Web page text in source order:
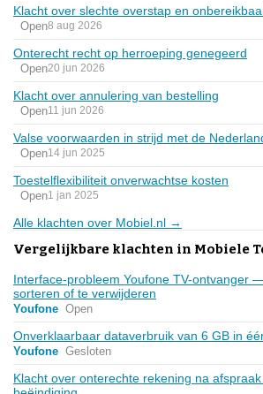
Klacht over slechte overstap en
Open8 aug 2026
Onterecht recht op herroeping genegeerd
Open20 jun 2026
Klacht over annulering van bestelling
Open11 jun 2026
Valse voorwaarden in strijd met de
Open14 jun 2025
Toestelflexibiliteit onverwachtse kosten
Open1 jan 2025
Alle klachten over Mobiel.nl →
Vergelijkbare klachten in Mobiele
Interface-probleem Youfone TV-ontvanger
sorteren of te verwijderen
Youfone Open
Onverklaarbaar dataverbruik van 6 GB in
Youfone Gesloten
Klacht over onterechte rekening na